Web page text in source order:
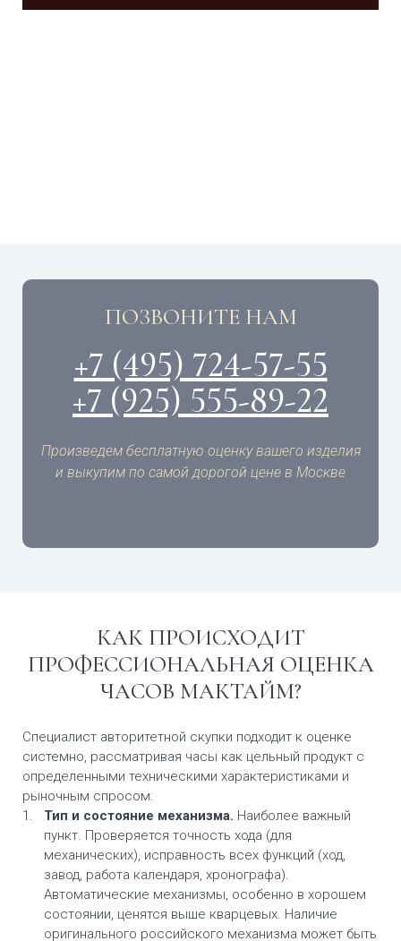
ПОЗВОНИТЕ НАМ
+7 (495) 724-57-55
+7 (925) 555-89-22
Произведем бесплатную оценку вашего изделия
и выкупим по самой дорогой цене в Москве
КАК ПРОИСХОДИТ
ПРОФЕССИОНАЛЬНАЯ ОЦЕНКА
ЧАСОВ МАКТАЙМ?
Специалист авторитетной скупки подходит к оценке
системно, рассматривая часы как цельный продукт с
определенными техническими характеристиками и
рыночным спросом:
Тип и состояние механизма. Наиболее важный
пункт. Проверяется точность хода (для
механических), исправность всех функций (ход,
завод, работа календаря, хронографа).
Автоматические механизмы, особенно в хорошем
состоянии, ценятся выше кварцевых. Наличие
оригинального российского механизма может быть